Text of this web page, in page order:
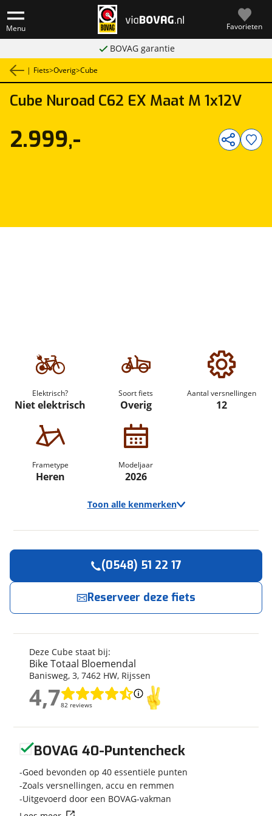
Menu Favorieten
BOVAG garantie
| Fiets>Overig>Cube
Cube Nuroad C62 EX Maat M 1x12V
1 /2
Elektrisch?
Niet elektrisch
Soort fiets
Overig
Aantal versnellingen
12
Frametype
Heren
Modeljaar
2026
Toon alle kenmerken
Cube
Model
Nuroad C62 EX Maat M
Modeljaar
Soort fiets
Overig
Frametype
Heren
Framehoogte
54 cm
Techniek
Transmissie
Derailleur
2.999,-
Deze Cube staat bij:
Bike Totaal Bloemendal
Banisweg, 3, 7462 HW, Rijssen
4,782 reviews
4,7
(0548) 51 22 17
Reserveer deze fiets
nu!
Bike Totaal Bloemendal neemt snel contact met
Naam
BOVAG 40-Puntencheck
Goed bevonden op 40 essentiële punten
Zoals versnellingen, accu en remmen
Uitgevoerd door een BOVAG-vakman